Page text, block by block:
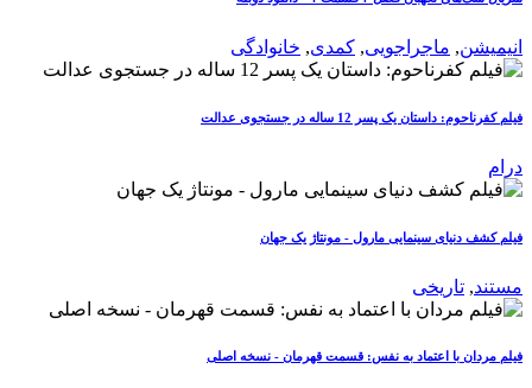
انیمیشن, ماجراجویی, کمدی, خانوادگی
فیلم کفرناحوم: داستان یک پسر 12 ساله در جستجوی عدالت
درام
فیلم کشف دنیای سینمایی مارول - مونتاژ یک جهان
مستند, تاریخی
فیلم مردان با اعتماد به نفس: قسمت قهرمان - نسخه اصلی